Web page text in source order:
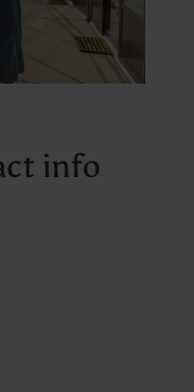
info